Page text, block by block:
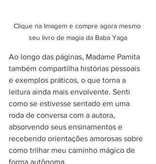
Clique na Imagem e compre agora mesmo
seu livro de magia da Baba Yaga
Ao longo das páginas, Madame Pamita
também compartilha histórias pessoais
e exemplos práticos, o que torna a
leitura ainda mais envolvente. Senti
como se estivesse sentado em uma
roda de conversa com a autora,
absorvendo seus ensinamentos e
recebendo orientações amorosas sobre
como trilhar meu caminho mágico de
forma autônoma.